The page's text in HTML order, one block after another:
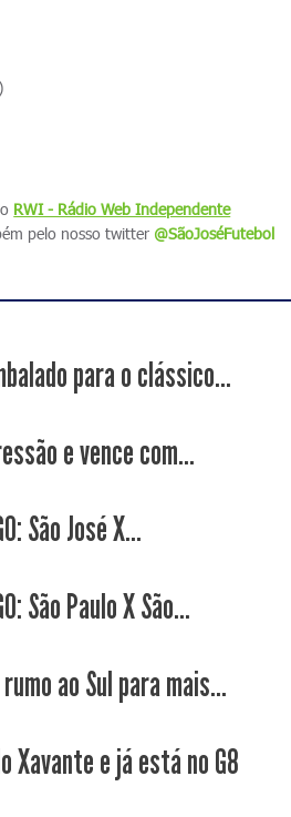
RWI - Rádio Web Independente
pelo nosso twitter @SãoJoséFutebol
para o clássico...
e vence com...
São José X...
São Paulo X São...
ao Sul para mais...
Xavante e já está no G8